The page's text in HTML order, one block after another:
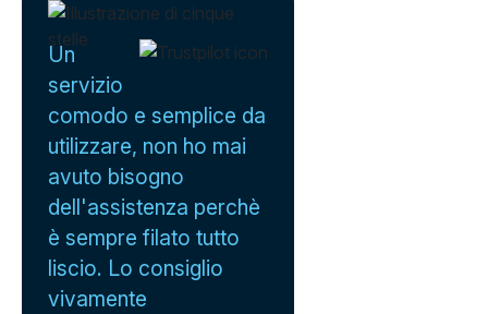
Un
servizio
comodo e semplice da
utilizzare, non ho mai
avuto bisogno
dell'assistenza perchè
è sempre filato tutto
liscio. Lo consiglio
vivamente